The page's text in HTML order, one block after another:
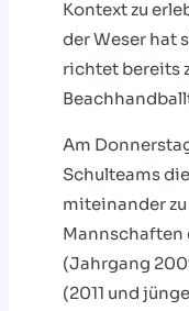
Kontext zu
der Weser hat
richtet bereits
Am
Schulteams
miteinander
Mannschaften
(Jahrgang
(2011 und